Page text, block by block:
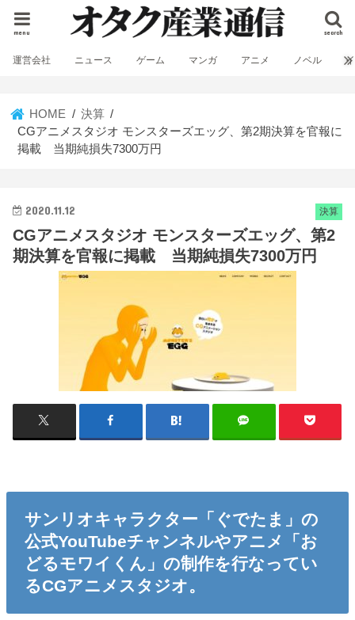
search
menu
運営会社 ニュース ゲーム マンガ アニメ ノベル
HOME
決算
CGアニメスタジオ モンスターズエッグ、第2期決算を官報に
掲載 当期純損失7300万円
決算
2020.11.12
CGアニメスタジオ モンスターズエッグ、第2
期決算を官報に掲載 当期純損失7300万円
サンリオキャラクター「ぐでたま」の
公式YouTubeチャンネルやアニメ「お
どるモワイくん」の制作を行なってい
るCGアニメスタジオ。